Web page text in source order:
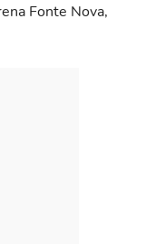
Fonte Nova,